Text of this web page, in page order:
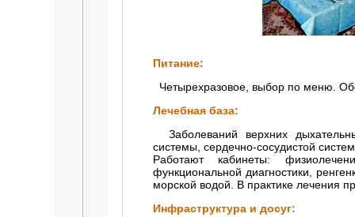
Питание:
Четырехразовое, выбор по меню.
Лечебная база:
Заболеваний верхних
системы, сердечно-сосудистой
Работают кабинеты:
функциональной диагностики,
морской водой. В практике
Инфраструктура и досуг: